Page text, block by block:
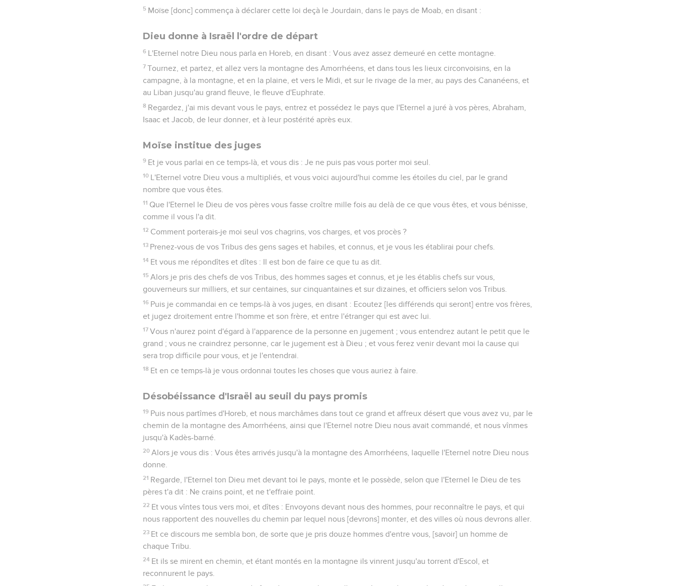
5 Moïse [donc] commença à déclarer cette loi deçà le Jourdain, dans le pays de Moab, en disant :
Dieu donne à Israël l'ordre de départ
6 L'Eternel notre Dieu nous parla en Horeb, en disant : Vous avez assez demeuré en cette montagne.
7 Tournez, et partez, et allez vers la montagne des Amorrhéens, et dans tous les lieux circonvoisins, en la
campagne, à la montagne, et en la plaine, et vers le Midi, et sur le rivage de la mer, au pays des Cananéens, et
au Liban jusqu'au grand fleuve, le fleuve d'Euphrate.
8 Regardez, j'ai mis devant vous le pays, entrez et possédez le pays que l'Eternel a juré à vos pères, Abraham,
Isaac et Jacob, de leur donner, et à leur postérité après eux.
Moïse institue des juges
9 Et je vous parlai en ce temps-là, et vous dis : Je ne puis pas vous porter moi seul.
10 L'Eternel votre Dieu vous a multipliés, et vous voici aujourd'hui comme les étoiles du ciel, par le grand
nombre que vous êtes.
11 Que l'Eternel le Dieu de vos pères vous fasse croître mille fois au delà de ce que vous êtes, et vous bénisse,
comme il vous l'a dit.
12 Comment porterais-je moi seul vos chagrins, vos charges, et vos procès ?
13 Prenez-vous de vos Tribus des gens sages et habiles, et connus, et je vous les établirai pour chefs.
14 Et vous me répondîtes et dîtes : Il est bon de faire ce que tu as dit.
15 Alors je pris des chefs de vos Tribus, des hommes sages et connus, et je les établis chefs sur vous,
gouverneurs sur milliers, et sur centaines, sur cinquantaines et sur dizaines, et officiers selon vos Tribus.
16 Puis je commandai en ce temps-là à vos juges, en disant : Ecoutez [les différends qui seront] entre vos frères,
et jugez droitement entre l'homme et son frère, et entre l'étranger qui est avec lui.
17 Vous n'aurez point d'égard à l'apparence de la personne en jugement ; vous entendrez autant le petit que le
grand ; vous ne craindrez personne, car le jugement est à Dieu ; et vous ferez venir devant moi la cause qui
sera trop difficile pour vous, et je l'entendrai.
18 Et en ce temps-là je vous ordonnai toutes les choses que vous auriez à faire.
Désobéissance d'Israël au seuil du pays promis
19 Puis nous partîmes d'Horeb, et nous marchâmes dans tout ce grand et affreux désert que vous avez vu, par le
chemin de la montagne des Amorrhéens, ainsi que l'Eternel notre Dieu nous avait commandé, et nous vînmes
jusqu'à Kadès-barné.
20 Alors je vous dis : Vous êtes arrivés jusqu'à la montagne des Amorrhéens, laquelle l'Eternel notre Dieu nous
donne.
21 Regarde, l'Eternel ton Dieu met devant toi le pays, monte et le possède, selon que l'Eternel le Dieu de tes
pères t'a dit : Ne crains point, et ne t'effraie point.
22 Et vous vîntes tous vers moi, et dîtes : Envoyons devant nous des hommes, pour reconnaître le pays, et qui
nous rapportent des nouvelles du chemin par lequel nous [devrons] monter, et des villes où nous devrons aller.
23 Et ce discours me sembla bon, de sorte que je pris douze hommes d'entre vous, [savoir] un homme de
chaque Tribu.
24 Et ils se mirent en chemin, et étant montés en la montagne ils vinrent jusqu'au torrent d'Escol, et
reconnurent le pays.